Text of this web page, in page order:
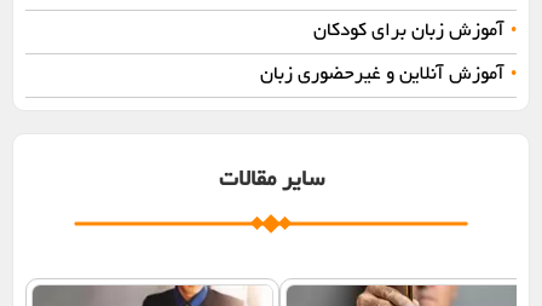
• آموزش زبان برای کودکان
• آموزش آنلاین و غیرحضوری زبان
سایر مقالات